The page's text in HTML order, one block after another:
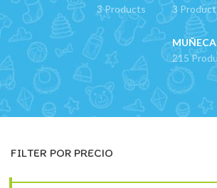
3 Products
3
215
FILTER POR PRECIO